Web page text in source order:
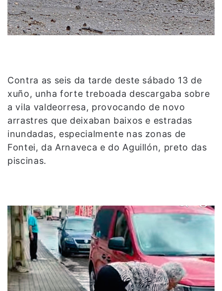
Contra as seis da tarde deste sábado 13 de
xuño, unha forte treboada descargaba sobre
a vila valdeorresa, provocando de novo
arrastres que deixaban baixos e estradas
inundadas, especialmente nas zonas de
Fontei, da Arnaveca e do Aguillón, preto das
piscinas.